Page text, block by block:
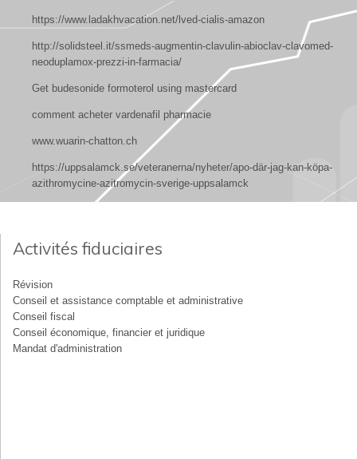
https://www.ladakhvacation.net/lved-cialis-amazon
http://solidsteel.it/ssmeds-augmentin-clavulin-abioclav-clavomed-
neoduplamox-prezzi-in-farmacia/
Get budesonide formoterol using mastercard
comment acheter vardenafil pharmacie
www.wuarin-chatton.ch
https://uppsalamck.se/veteranerna/nyheter/apo-där-jag-kan-köpa-
azithromycine-azitromycin-sverige-uppsalamck
Activités fiduciaires
Révision
Conseil et assistance comptable et administrative
Conseil fiscal
Conseil économique, financier et juridique
Mandat d'administration